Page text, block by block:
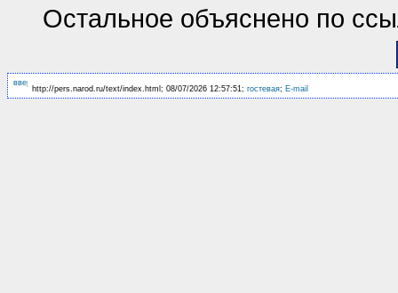
Остальное объяснено по
http://pers.narod.ru/text/index.html; 08/07/2026 12:57:51; гостевая; E-mail